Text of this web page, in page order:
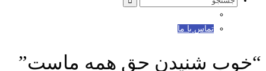
تماس با ما
“خوب شنیدن حق همه ماست”